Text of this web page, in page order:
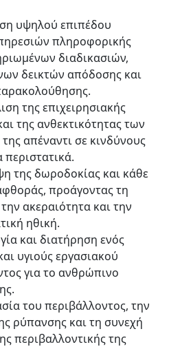
υψηλού επιπέδου
πληροφορικής
διαδικασιών,
δεικτών απόδοσης και
της επιχειρησιακής
της ανθεκτικότητας των
απέναντι σε κινδύνους
περιστατικά.
της δωροδοκίας και κάθε
προάγοντας τη
ακεραιότητα και την
ηθική.
και διατήρηση ενός
υγιούς εργασιακού
για το ανθρώπινο
του περιβάλλοντος, την
ρύπανσης και τη συνεχή
περιβαλλοντικής της